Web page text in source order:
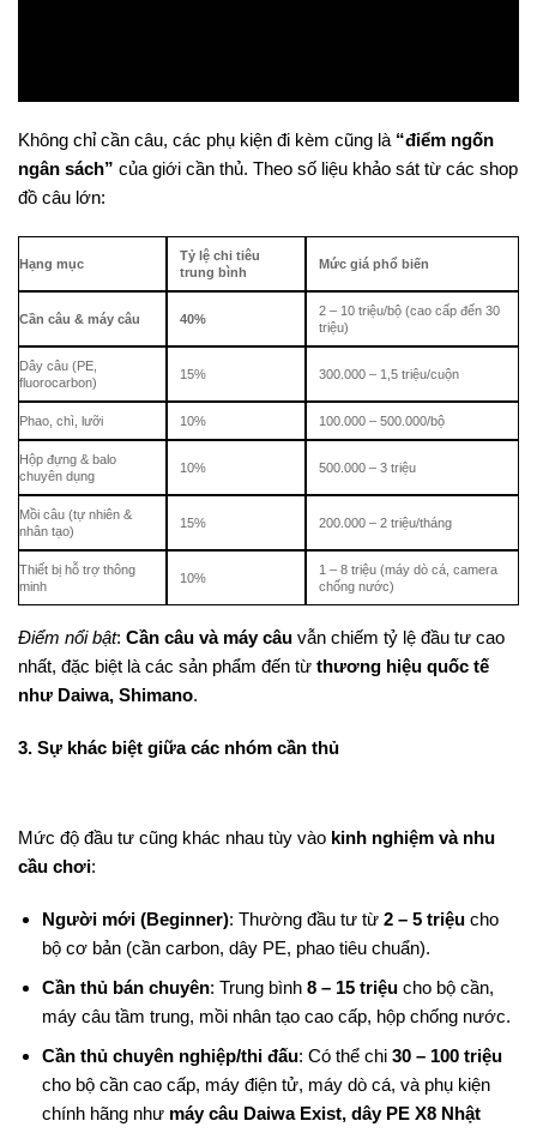
Không chỉ cần câu, các phụ kiện đi kèm cũng là “điểm ngốn
ngân sách” của giới cần thủ. Theo số liệu khảo sát từ các shop
đồ câu lớn:
Hạng mục
Tỷ lệ chi tiêu
trung bình
Mức giá phổ biến
Cần câu & máy câu 40%
2 – 10 triệu/bộ (cao cấp đến 30
triệu)
Dây câu (PE,
fluorocarbon)
15% 300.000 – 1,5 triệu/cuộn
Phao, chì, lưỡi 10% 100.000 – 500.000/bộ
Hộp đựng & balo
chuyên dụng
10% 500.000 – 3 triệu
Mồi câu (tự nhiên &
nhân tạo)
15% 200.000 – 2 triệu/tháng
Thiết bị hỗ trợ thông
minh
10%
1 – 8 triệu (máy dò cá, camera
chống nước)
Điểm nổi bật: Cần câu và máy câu vẫn chiếm tỷ lệ đầu tư cao
nhất, đặc biệt là các sản phẩm đến từ thương hiệu quốc tế
như Daiwa, Shimano.
3. Sự khác biệt giữa các nhóm cần thủ
Mức độ đầu tư cũng khác nhau tùy vào kinh nghiệm và nhu
cầu chơi:
Người mới (Beginner): Thường đầu tư từ 2 – 5 triệucho
bộ cơ bản (cần carbon, dây PE, phao tiêu chuẩn).
Cần thủ bán chuyên: Trung bình 8 – 15 triệucho bộ cần,
máy câu tầm trung, mồi nhân tạo cao cấp, hộp chống nước.
Cần thủ chuyên nghiệp/thi đấu: Có thể chi 30 – 100 triệu
cho bộ cần cao cấp, máy điện tử, máy dò cá, và phụ kiện
chính hãng như máy câu Daiwa Exist, dây PE X8 Nhật